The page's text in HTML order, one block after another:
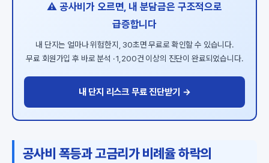
⚠️ 공사비가 오르면, 내 분담금은 구조적으로
급증합니다
내 단지는 얼마나 위험한지, 30초면 무료로 확인할 수 있습니다.
무료 회원가입 후 바로 분석 · 1,200건 이상의 진단이 완료되었습니다.
내 단지 리스크 무료 진단받기 →
공사비 폭등과 고금리가 비례율 하락의